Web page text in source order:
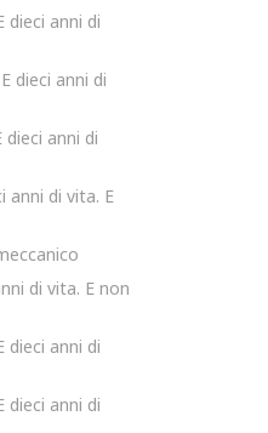
dieci anni di
dieci anni di
dieci anni di
anni di vita. E
di vita. E non
dieci anni di
dieci anni di